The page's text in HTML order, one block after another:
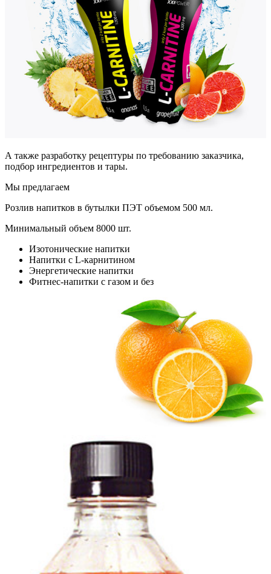
А также разработку рецептуры по требованию заказчика,
подбор ингредиентов и тары.
Мы предлагаем
Розлив напитков в бутылки ПЭТ объемом 500 мл.
Минимальный объем 8000 шт.
Изотонические напитки
Напитки с L-карнитином
Энергетические напитки
Фитнес-напитки с газом и без